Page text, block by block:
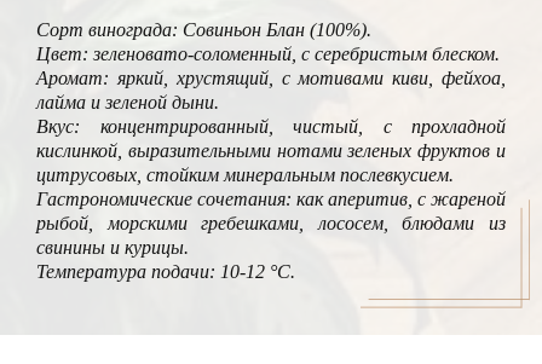
Сорт винограда: Совиньон Блан (100%).
Цвет: зеленовато-соломенный, с серебристым блеском.
Аромат: яркий, хрустящий, с мотивами киви, фейхоа,
лайма и зеленой дыни.
Вкус: концентрированный, чистый, с прохладной
кислинкой, выразительными нотами зеленых фруктов и
цитрусовых, стойким минеральным послевкусием.
Гастрономические сочетания: как аперитив, с жареной
рыбой, морскими гребешками, лососем, блюдами из
свинины и курицы.
Температура подачи: 10-12 °С.